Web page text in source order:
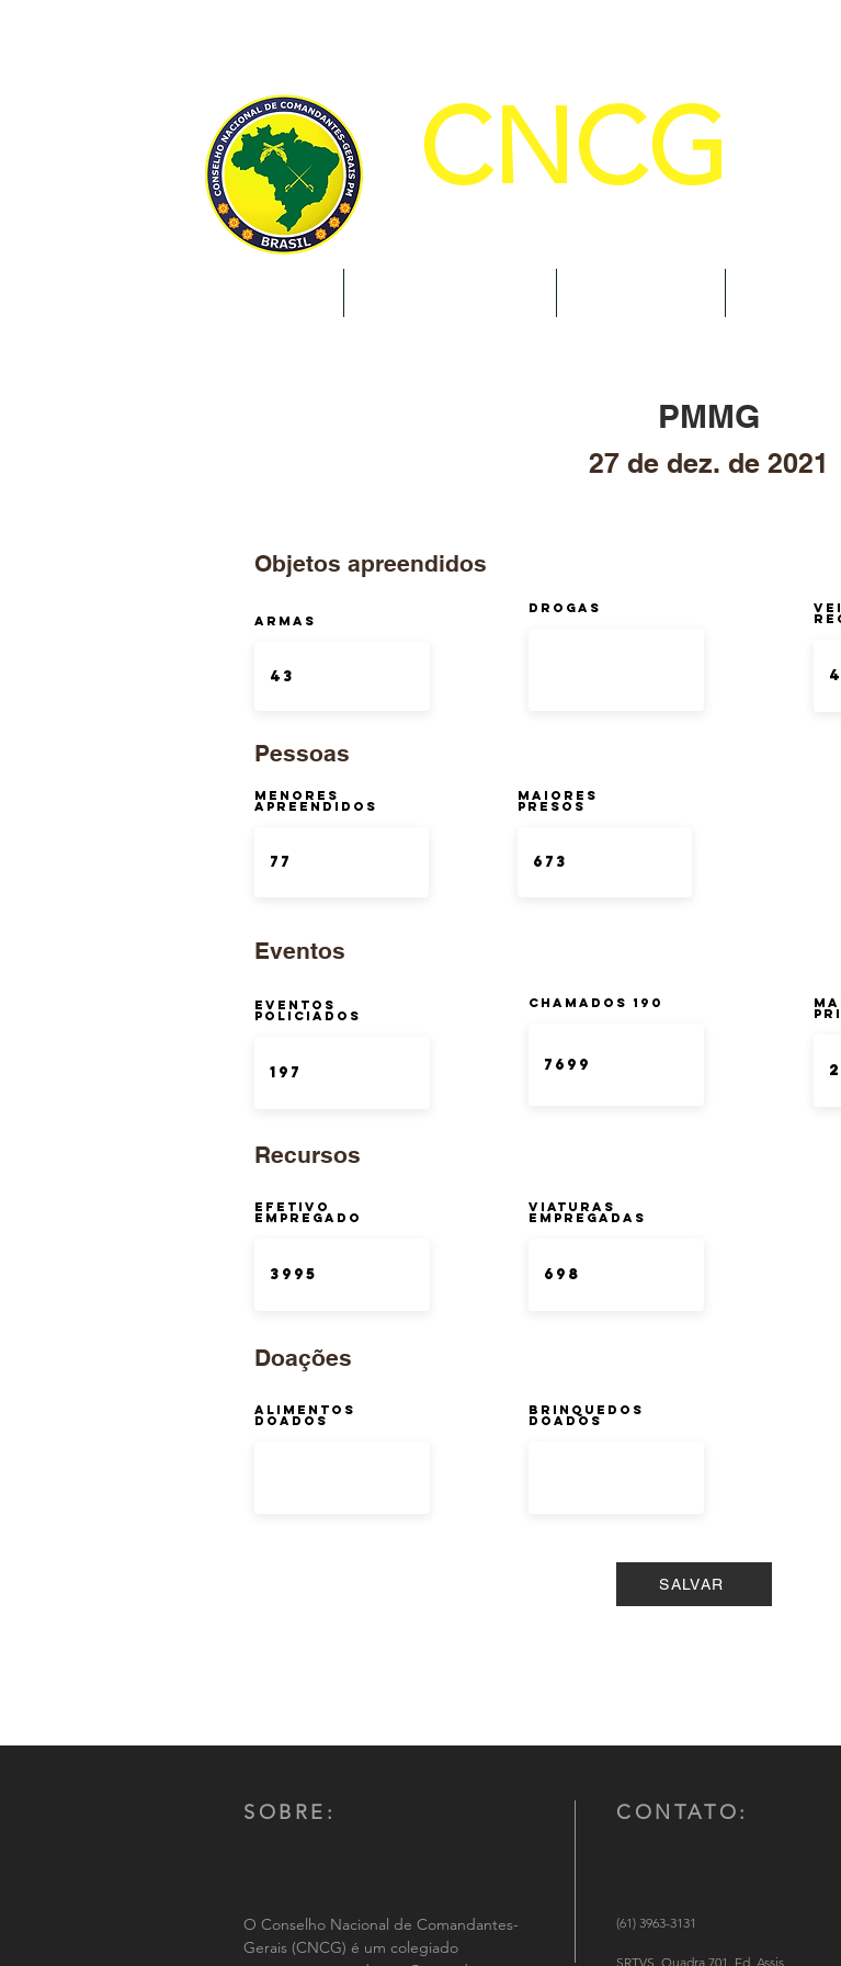
CNCG
PMMG
27 de dez. de 2021
Objetos apreendidos
ARMAS
DROGAS
Pessoas
Menores
Apreendidos
Maiores
Presos
Eventos
Eventos
Policiados
Chamados 190
Recursos
Efetivo
Empregado
Viaturas
Empregadas
Doações
Alimentos
Doados
Brinquedos
doados
SALVAR
SOBRE:
O Conselho Nacional de Comandantes-
Gerais (CNCG) é um colegiado
CONTATO:
(61) 3963-3131
SRTVS, Quadra 701, Ed. Assis